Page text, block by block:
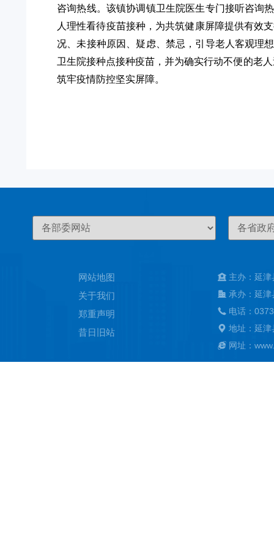
咨询热线。该镇协调镇卫生院医生专门接听咨询
人理性看待疫苗接种，为共筑健康屏障提供有效
况、未接种原因、疑虑、禁忌，引导老人客观理
卫生院接种点接种疫苗，并为确实行动不便的老
筑牢疫情防控坚实屏障。
网站地图
关于我们
郑重声明
昔日旧站
主办：延
承办：延
电话：
地址：延
网址：